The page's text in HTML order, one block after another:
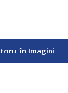
în Imagini